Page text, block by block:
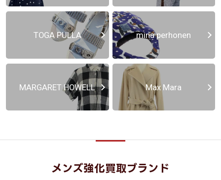
TOGA PULLA mina perhonen
MARGARET HOWELL Max Mara
メンズ強化買取ブランド